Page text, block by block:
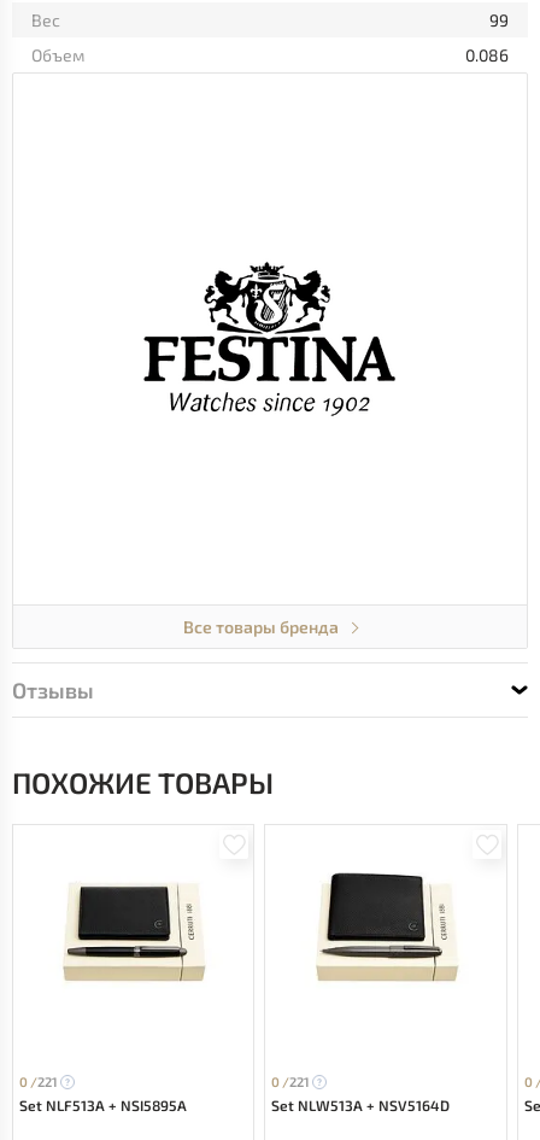
Вес
99
Объем
0.086
Все товары бренда
Отзывы
ПОХОЖИЕ ТОВАРЫ
0 /221
Set NLF513A + NSI5895A
0 /221
Set NLW513A + NSV5164D
0